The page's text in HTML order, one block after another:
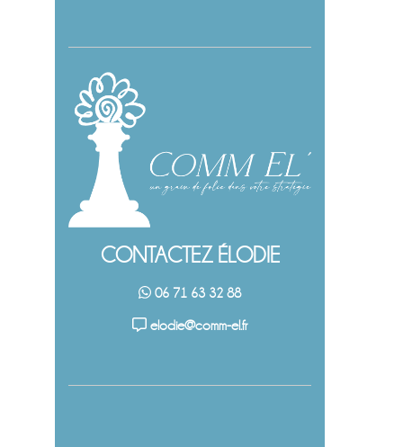
CONTACTEZ ÉLODIE
06 71 63 32 88
elodie@comm-el.fr